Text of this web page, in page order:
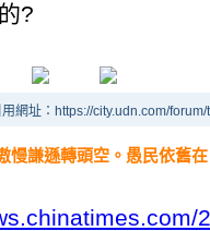
?
用網址：https://city.udn.com/
慢謙遜轉頭空。愚民依舊